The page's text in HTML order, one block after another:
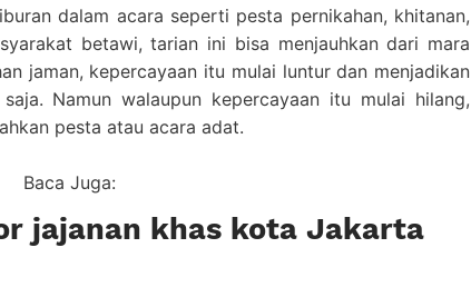
dalam acara seperti pesta pernikahan, khitanan,
betawi, tarian ini bisa menjauhkan dari mara
jaman, kepercayaan itu mulai luntur dan menjadikan
Namun walaupun kepercayaan itu mulai hilang,
pesta atau acara adat.
Baca Juga:
jajanan khas kota Jakarta